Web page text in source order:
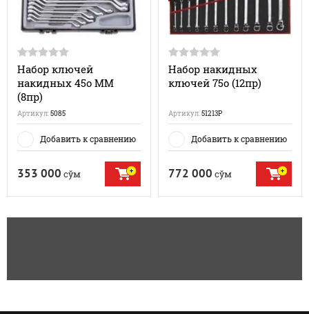
Набор ключей
накидных 45о ММ
(8пр)
Артикул:5085
Добавить к сравнению
353 000 сўм
Набор накидных
ключей 75о (12пр)
Артикул:51213P
Добавить к сравнению
772 000 сўм